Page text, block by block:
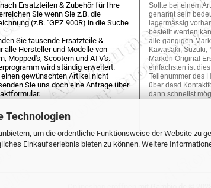
Technologien
um die ordentliche Funktionsweise der Website zu
Einkaufserlebnis bieten zu können. Weitere
Ersatzteilen & Zubehör für Ihre
Sie wenn Sie z.B. die
(z.B. "GPZ 900R) in die Suche
Sie tausende Ersatzteile &
alle Hersteller und Modelle von
Mopped's, Scootern und ATV's.
wird ständig erweitert.
gewünschten Artikel nicht
Sie uns doch eine Anfrage über
Sollte bei einem
genannt sein
lagermässig
bestellt werden
alle gängigen
Kawasaki, Suzuki,
Marken Original
einfachsten ist
Teilenummer des
über dasd
dann schnellst